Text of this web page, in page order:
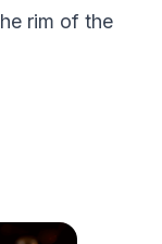
rim of the